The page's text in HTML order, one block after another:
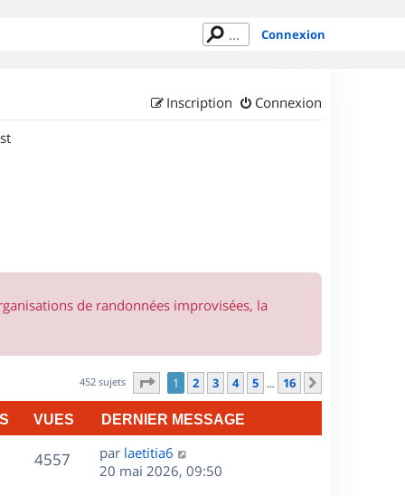
Connexion
Connexion
Inscription
de randonnées improvisées, la
452 sujets Page sur16
1 2 3 4 5 … 16
VUES DERNIER MESSAGE
4557V
D
e
par laetitia6
20 mai 2026, 09:50